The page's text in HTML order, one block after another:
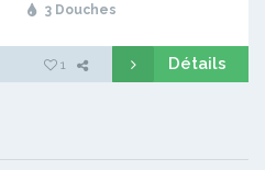
3 Douches
1 Détails